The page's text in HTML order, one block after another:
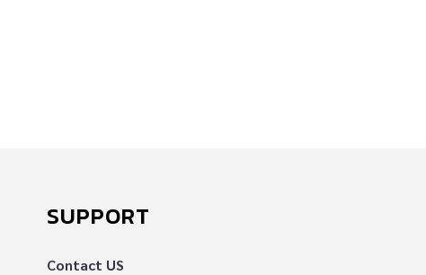
SUPPORT
Contact US